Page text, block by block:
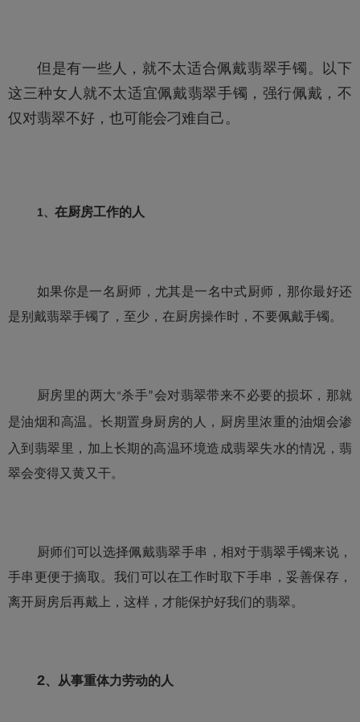
但是有一些人，就不太适合佩戴翡翠手镯。以下
这三种女人就不太适宜佩戴翡翠手镯，强行佩戴，不
仅对翡翠不好，也可能会刁难自己。
1、 在厨房工作的人
如果你是一名厨师，尤其是一名中式厨师，那你最好还
是别戴翡翠手镯了，至少，在厨房操作时，不要佩戴手镯。
厨房里的两大 “杀手”会对翡翠带来不必要的损坏，那就
是油烟和高温。长期置身厨房的人， 厨房里浓重的油烟会渗
入到翡翠里，加上长期的高温环境造成翡翠失水的情况，翡
翠会变得又黄又干。
厨师们可以选择佩戴翡翠手串，相对于翡翠手镯来说，
手串更便于摘取。我们可以在工作时取下手串，妥善保存，
离开厨房后再戴上，这样，才能保护好我们的翡翠。
2、从事重体力劳动的人